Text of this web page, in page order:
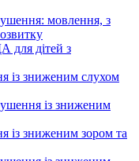
мовлення, з
дітей з
із зниженим слухом
із зниженим
із зниженим зором та